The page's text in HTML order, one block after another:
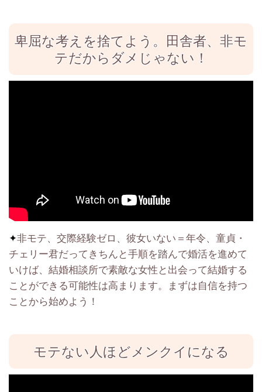
卑屈な考えを捨てよう。田舎者、非モ
テだからダメじゃない！
✦非モテ、交際経験ゼロ、彼女いない＝年令、童貞・
チェリー君だってきちんと手順を踏んで婚活を進めて
いけば、 結婚相談所で素敵な女性と出会って結婚する
ことができる可能性は高まります。
まずは自信を持つ
ことから始めよう！
モテない人ほどメンクイになる